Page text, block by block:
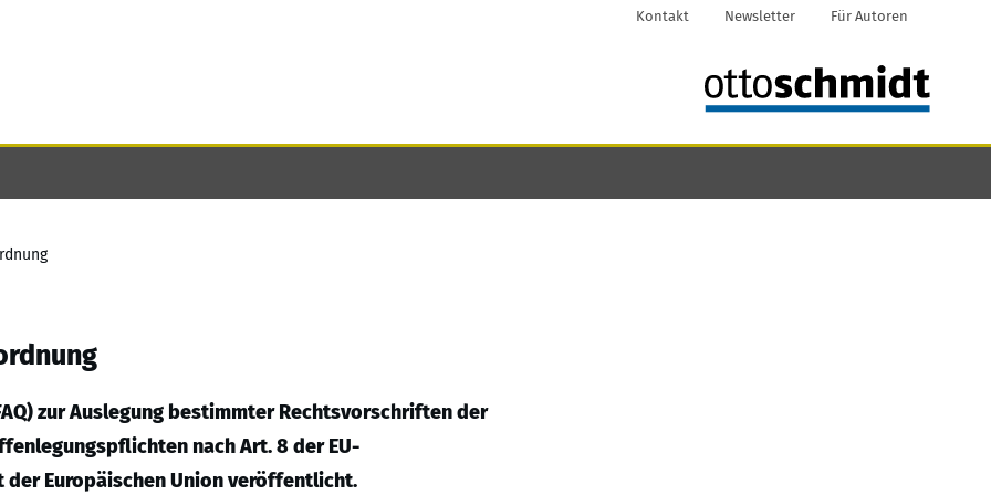
Kontakt Newsletter Für Autoren
zur Auslegung bestimmter Rechtsvorschriften der
nach Art. 8 der EU-
Europäischen Union veröffentlicht.